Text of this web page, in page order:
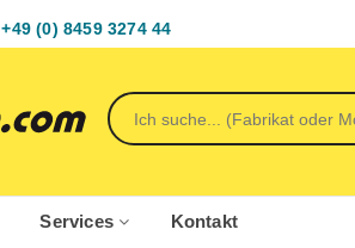
+49 (0) 8459 3274 44
Services Kontakt